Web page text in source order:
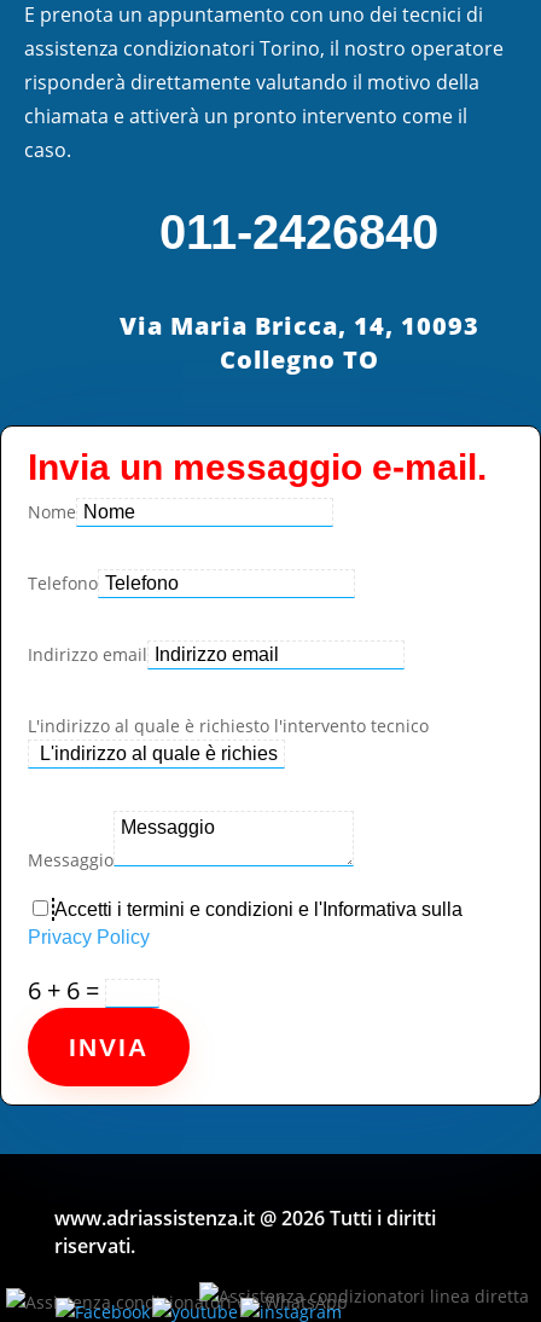
E prenota un appuntamento con uno dei tecnici di
assistenza condizionatori Torino, il nostro operatore
risponderà direttamente valutando il motivo della
chiamata e attiverà un pronto intervento come il
caso.
011-2426840
Via Maria Bricca, 14, 10093
Collegno TO
Invia un messaggio e-mail.
Nome
Telefono
Indirizzo email
L'indirizzo al quale è richiesto l'intervento tecnico
Messaggio
Accetti i termini e condizioni e l'Informativa sulla
Privacy Policy
6 + 6 =
INVIA
www.adriassistenza.it@ 2026 Tutti i diritti
riservati.